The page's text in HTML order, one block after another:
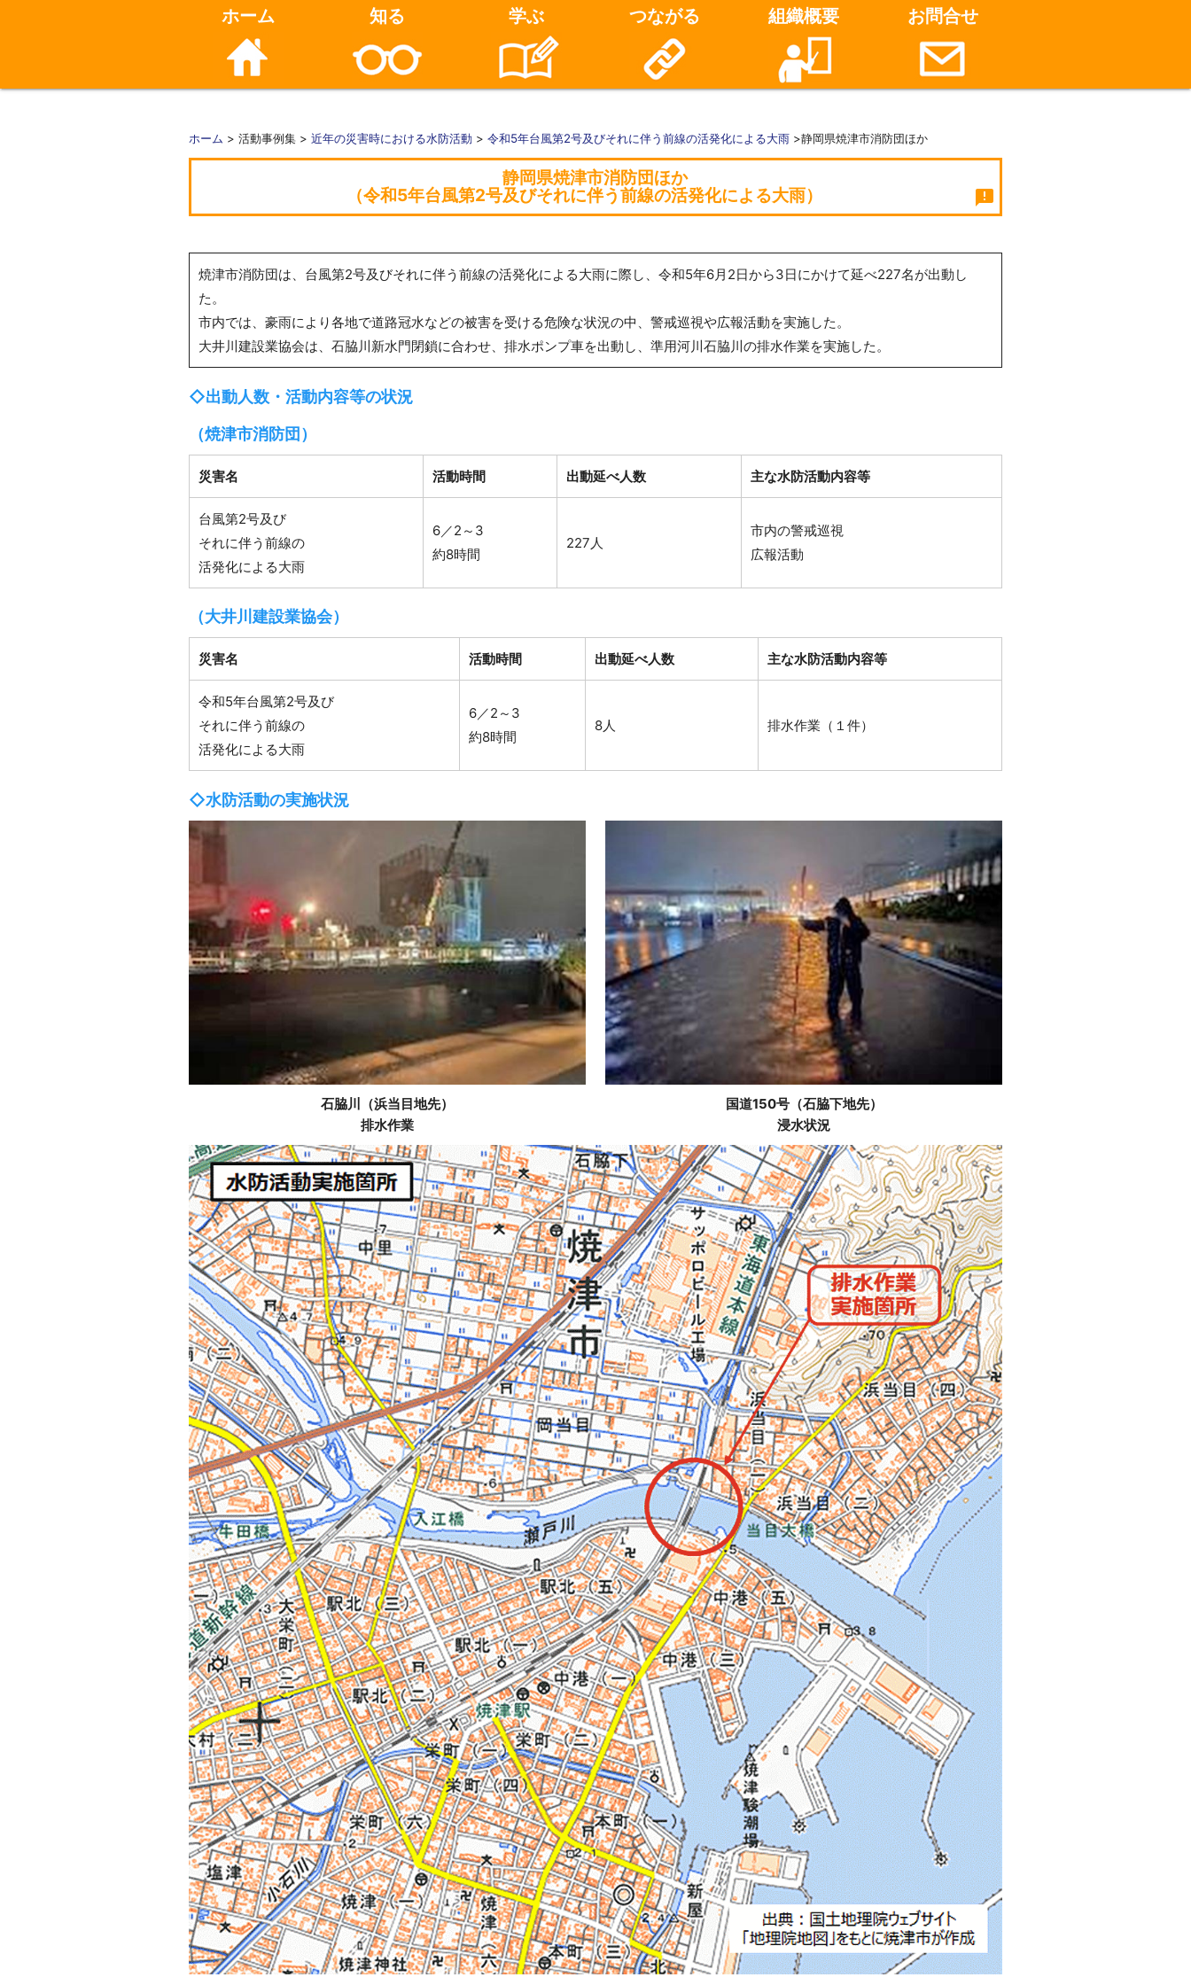
ホーム 知る 学ぶ つながる 組織概要 お問合せ
ホーム > 活動事例集 > 近年の災害時における水防活動> 令和5年台風第2号及びそれに伴う前線の活発化による大雨>静岡県焼津市消防団ほか
静岡県焼津市消防団ほか
（令和5年台風第2号及びそれに伴う前線の活発化による大雨）
announcement
焼津市消防団は、台風第2号及びそれに伴う前線の活発化による大雨に際し、令和5年6月2日から3日にかけて延べ227名が出動し
た。
市内では、豪雨により各地で道路冠水などの被害を受ける危険な状況の中、警戒巡視や広報活動を実施した。
大井川建設業協会は、石脇川新水門閉鎖に合わせ、排水ポンプ車を出動し、準用河川石脇川の排水作業を実施した。
◇出動人数・活動内容等の状況
（焼津市消防団）
災害名 活動時間 出動延べ人数 主な水防活動内容等
台風第2号及び
それに伴う前線の
活発化による大雨
6／2～3
約8時間
227人
市内の警戒巡視
広報活動
（大井川建設業協会）
災害名 活動時間 出動延べ人数 主な水防活動内容等
令和5年台風第2号及び
それに伴う前線の
活発化による大雨
6／2～3
約8時間
8人 排水作業（１件）
◇水防活動の実施状況
石脇川（浜当目地先）
排水作業
国道150号（石脇下地先）
浸水状況